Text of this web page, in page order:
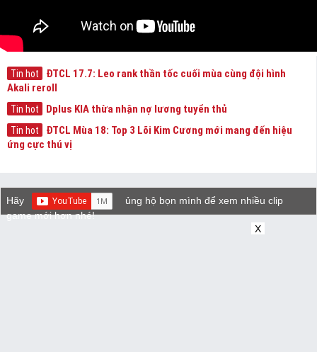
Tin hot
ĐTCL 17.7: Leo rank thần tốc cuối mùa cùng đội hình
Akali reroll
Tin hot Dplus KIA thừa nhận nợ lương tuyển thủ
Tin hot
ĐTCL Mùa 18: Top 3 Lõi Kim Cương mới mang đến hiệu
ứng cực thú vị
Hãy
ủng hộ bọn mình để xem nhiều clip
game mới hơn nhé!
X